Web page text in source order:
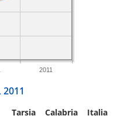
2011
2011
Tarsia Calabria Italia